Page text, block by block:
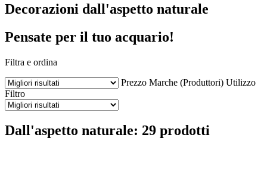
Decorazioni dall'aspetto naturale
Pensate per il tuo acquario!
Filtra e ordina
Prezzo Marche (Produttori) Utilizzo
Filtro
Dall'aspetto naturale: 29 prodotti